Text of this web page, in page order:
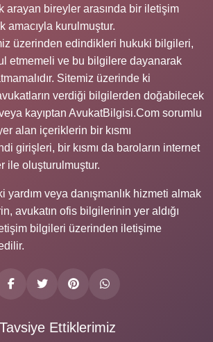
arayan bireyler arasında bir iletişim
amacıyla kurulmuştur.
üzerinden edindikleri hukuki bilgileri,
etmemeli ve bu bilgilere dayanarak
Sitemiz üzerinde ki
verdiği bilgilerden doğabilecek
kayıptan AvukatBilgisi.Com sorumlu
alan içeriklerin bir kısmı
girişleri, bir kısmı da baroların internet
ile oluşturulmuştur.
yardım veya danışmanlık hizmeti almak
avukatın ofis bilgilerinin yer aldığı
bilgileri üzerinden iletişime
Tavsiye Ettiklerimiz